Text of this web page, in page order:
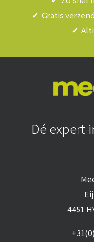
✓ Gratis
✓
Dé expert
4451